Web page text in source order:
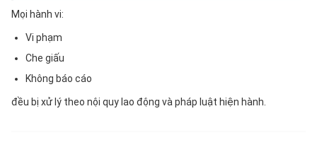
Mọi hành vi:
Vi phạm
Che giấu
Không báo cáo
đều bị xử lý theo nội quy lao động và pháp luật hiện hành.